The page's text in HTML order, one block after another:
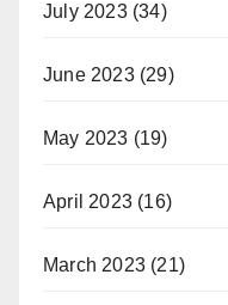
July 2023(34)
June 2023(29)
May 2023 (19)
April 2023 (16)
March 2023 (21)